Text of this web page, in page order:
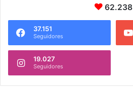
62.238
37.151
Seguidores
19.027
Seguidores